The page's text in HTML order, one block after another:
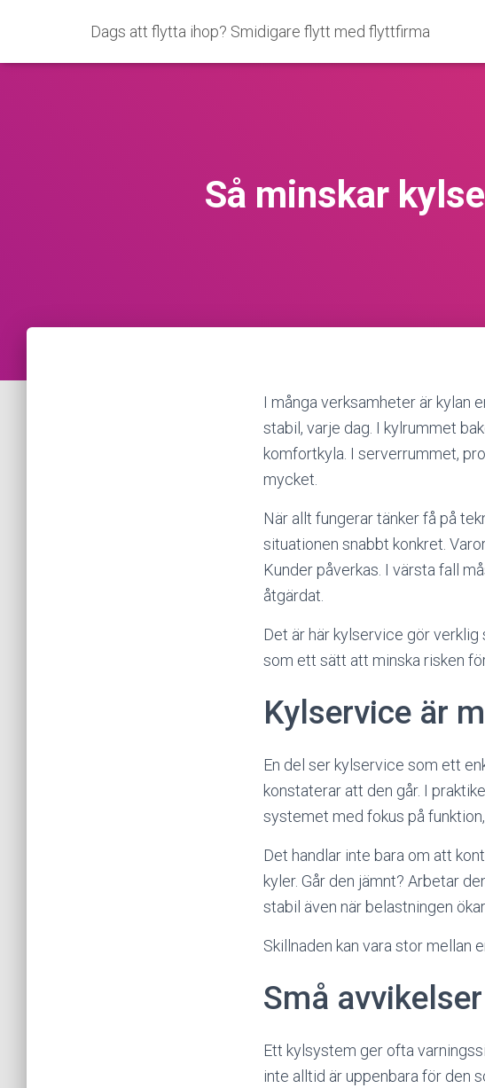
Dags att flytta ihop? Smidigare flytt med flyttfirma
Så minskar
I många verksamheter är kylan
stabil, varje dag. I kylrummet
komfortkyla. I serverrummet,
mycket.
När allt fungerar tänker få på
situationen snabbt konkret.
Kunder påverkas. I värsta fall
åtgärdat.
Det är här kylservice gör verklig
som ett sätt att minska risken
Kylservice är
En del ser kylservice som ett
konstaterar att den går. I
systemet med fokus på
Det handlar inte bara om att
kyler. Går den jämnt? Arbetar
stabil även när belastningen
Skillnaden kan vara stor mellan
Små
Ett kylsystem ger ofta
inte alltid är uppenbara för den